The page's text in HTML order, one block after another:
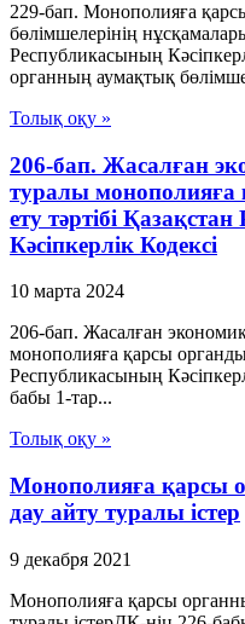
229-бап. Монополияға
бөлімшелерінің
Республикасының
органның аумақтық
Толық оқу »
206-бап. Жасалған
туралы монополияға
ету тәртiбi
Кәсіпкерлік Кодексі
10 марта 2024
206-бап. Жасалған
монополияға қарсы
Республикасының
бабы 1-тар...
Толық оқу »
Монополияға қарсы
дау айту туралы істер
9 декабря 2021
Монополияға қарсы